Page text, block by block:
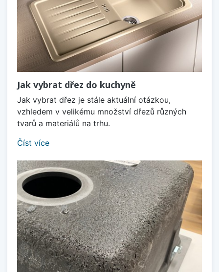
Jak vybrat dřez do kuchyně
Jak vybrat dřez je stále aktuální otázkou,
vzhledem v velikému množství dřezů různých
tvarů a materiálů na trhu.
Číst více